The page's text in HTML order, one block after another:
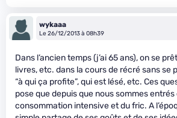
wykaaa
Le 26/12/2013 à 08h39
Dans l’ancien temps (j’ai 65 ans), on se
livres, etc. dans la cours de récré sans se
“à qui ça profite”, qui est lésé, etc. Ces
pose que depuis que nous sommes
consommation intensive et du fric. A